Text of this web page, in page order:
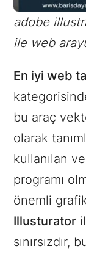
adobe
ile web
En iyi web
bu araç
olarak
kullanılan
programı
önemli
Illusturator
sınırsızdır,